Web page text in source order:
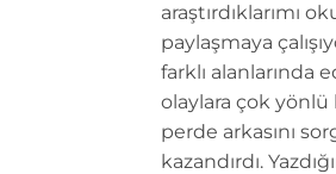
araştırdıklarımı
paylaşmaya
farklı alanlarında
olaylara çok
perde arkasını
kazandırdı.